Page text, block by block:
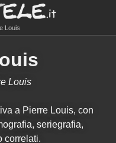
Louis
Louis
a Pierre Louis, con
seriegrafia,
correlati.